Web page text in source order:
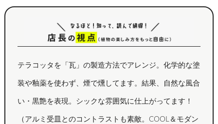
テラコッタを「瓦」の製造方法でアレンジ。化学的な塗
装や釉薬を使わず、煙で燻してます。結果、自然な風合
い・黒艶を表現。シックな雰囲気に仕上がってます！
（アルミ受皿とのコントラストも素敵。COOL＆モダン